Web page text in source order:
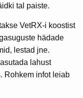
tal paiste.
VetRX-i koostist
hädade
lestad jne.
lahust
Rohkem infot leiab